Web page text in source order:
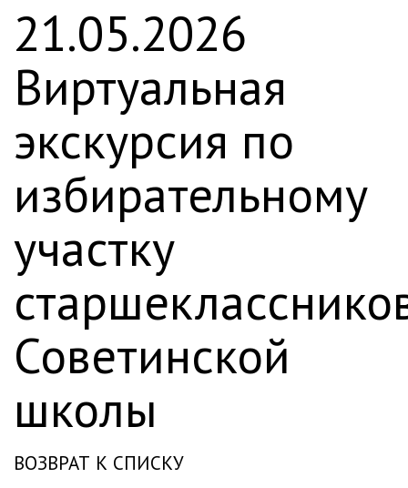
21.05.2026
Виртуальная
экскурсия по
избирательному
участку
Советинской
школы
ВОЗВРАТ К СПИСКУ